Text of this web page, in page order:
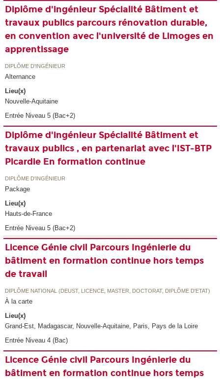
Diplôme d'ingénieur Spécialité Bâtiment et
travaux publics parcours rénovation durable,
en convention avec l'université de Limoges en
apprentissage
DIPLÔME D'INGÉNIEUR
Alternance
Lieu(x)
Nouvelle-Aquitaine
Entrée Niveau 5 (Bac+2)
Diplôme d'ingénieur Spécialité Bâtiment et
travaux publics , en partenariat avec l'IST-BTP
Picardie En formation continue
DIPLÔME D'INGÉNIEUR
Package
Lieu(x)
Hauts-de-France
Entrée Niveau 5 (Bac+2)
Licence Génie civil Parcours Ingénierie du
bâtiment en formation continue hors temps
de travail
DIPLÔME NATIONAL (DEUST, LICENCE, MASTER, DOCTORAT, DIPLÔME D'ETAT)
À la carte
Lieu(x)
Grand-Est, Madagascar, Nouvelle-Aquitaine, Paris, Pays de la Loire
Entrée Niveau 4 (Bac)
Licence Génie civil Parcours Ingénierie du
bâtiment en formation continue hors temps